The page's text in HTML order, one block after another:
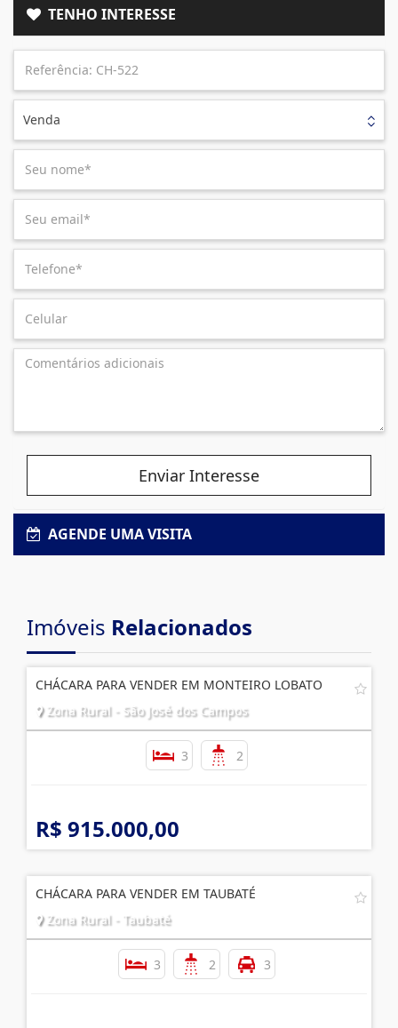
TENHO INTERESSE
Venda
Enviar Interesse
AGENDE UMA VISITA
Imóveis Relacionados
CHÁCARA PARA VENDER EM MONTEIRO LOBATO
Zona Rural - São José dos Campos
3 2
R$ 915.000,00
CHÁCARA PARA VENDER EM TAUBATÉ
Zona Rural - Taubaté
3 2 3